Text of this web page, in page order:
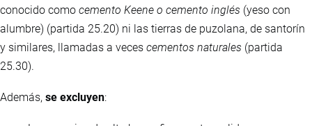
conocido como cemento Keene o cemento inglés (yeso con
alumbre) (partida 25.20) ni las tierras de puzolana, de santorín
y similares, llamadas a veces cementos naturales (partida
25.30).
Además, se excluyen: